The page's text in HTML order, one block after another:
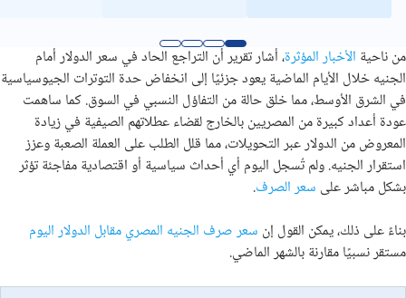
من ناحية الأخبار المؤثرة، أشار تقرير أن التراجع الحاد في سعر الدولار أمام
الجنيه خلال الأيام الماضية يعود جزئيًا إلى انخفاض حدة التوترات الجيوسياسية
في الشرق الأوسط، مما خلق حالة من التفاؤل النسبي في السوق. كما ساهمت
عودة أعداد كبيرة من المصريين بالخارج لقضاء عطلاتهم الصيفية في زيادة
المعروض من الدولار عبر التحويلات، مما قلل الطلب على العملة الصعبة وعزز
استقرار الجنيه. ولم تُسجل اليوم أي أحداث سياسية أو اقتصادية مفاجئة تؤثر
بشكل مباشر على سعر الصرف.
بناءً على ذلك، يمكن القول إن سعر صرف الجنيه المصري مقابل الدولار اليوم
مستقر نسبيًا مقارنة بالشهر الماضي.